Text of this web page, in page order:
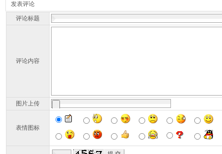
发表评论
评论标题
评论内容
图片上传
表情图标